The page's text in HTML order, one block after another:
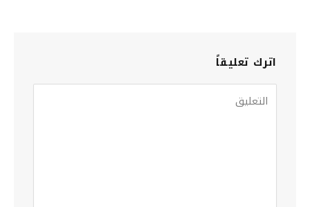
اترك تعليقاً